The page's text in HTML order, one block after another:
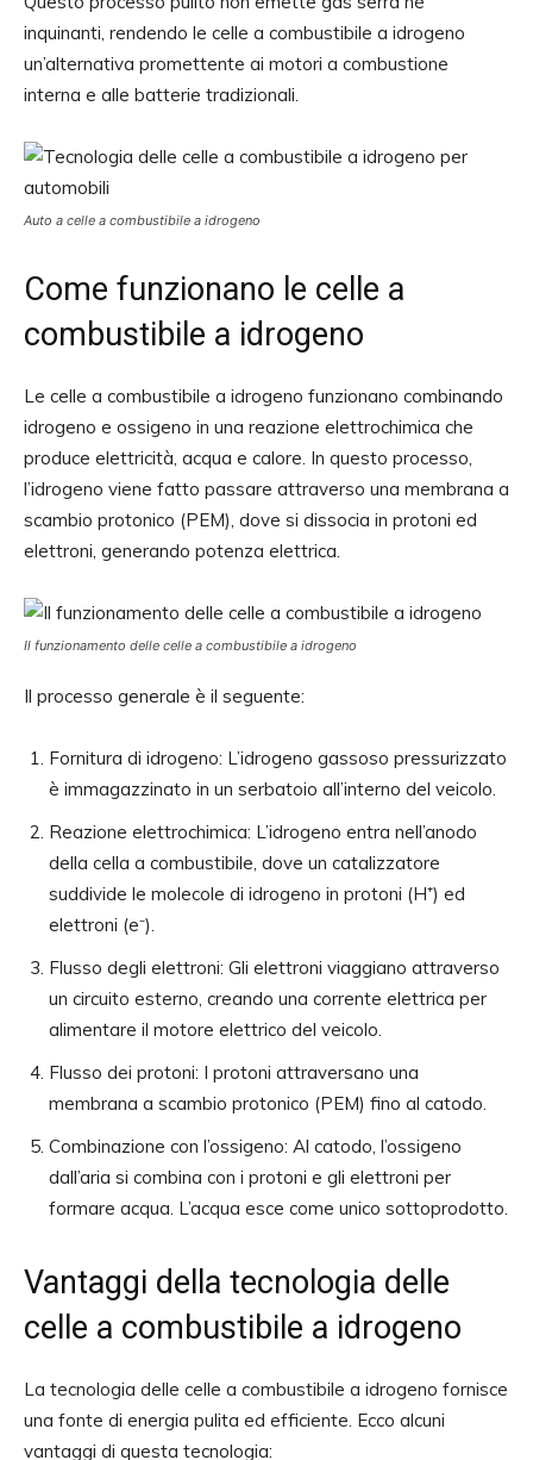
inquinanti, rendendo le celle a combustibile a idrogeno
un’alternativa promettente ai motori a combustione
interna e alle batterie tradizionali.
Auto a celle a combustibile a idrogeno
Come funzionano le celle a
combustibile a idrogeno
Le celle a combustibile a idrogeno funzionano combinando
idrogeno e ossigeno in una reazione elettrochimica che
produce elettricità, acqua e calore. In questo processo,
l’idrogeno viene fatto passare attraverso una membrana a
scambio protonico (PEM), dove si dissocia in protoni ed
elettroni, generando potenza elettrica.
Il funzionamento delle celle a combustibile a idrogeno
Il processo generale è il seguente:
Fornitura di idrogeno: L’idrogeno gassoso pressurizzato
è immagazzinato in un serbatoio all’interno del veicolo.
Reazione elettrochimica: L’idrogeno entra nell’anodo
della cella a combustibile, dove un catalizzatore
suddivide le molecole di idrogeno in protoni (H⁺) ed
elettroni (e⁻).
Flusso degli elettroni: Gli elettroni viaggiano attraverso
un circuito esterno, creando una corrente elettrica per
alimentare il motore elettrico del veicolo.
Flusso dei protoni: I protoni attraversano una
membrana a scambio protonico (PEM) fino al catodo.
Combinazione con l’ossigeno: Al catodo, l’ossigeno
dall’aria si combina con i protoni e gli elettroni per
formare acqua. L’acqua esce come unico sottoprodotto.
Vantaggi della tecnologia delle
celle a combustibile a idrogeno
La tecnologia delle celle a combustibile a idrogeno fornisce
una fonte di energia pulita ed efficiente. Ecco alcuni
vantaggi di questa tecnologia: